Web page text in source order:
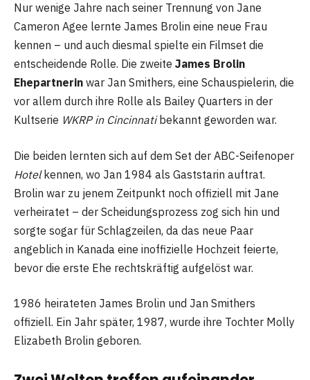
Nur wenige Jahre nach seiner Trennung von Jane
Cameron Agee lernte James Brolin eine neue Frau
kennen – und auch diesmal spielte ein Filmset die
entscheidende Rolle. Die zweite James Brolin
Ehepartnerin war Jan Smithers, eine Schauspielerin, die
vor allem durch ihre Rolle als Bailey Quarters in der
Kultserie WKRP in Cincinnatibekannt geworden war.
Die beiden lernten sich auf dem Set der ABC-Seifenoper
Hotelkennen, wo Jan 1984 als Gaststarin auftrat.
Brolin war zu jenem Zeitpunkt noch offiziell mit Jane
verheiratet – der Scheidungsprozess zog sich hin und
sorgte sogar für Schlagzeilen, da das neue Paar
angeblich in Kanada eine inoffizielle Hochzeit feierte,
bevor die erste Ehe rechtskräftig aufgelöst war.
1986 heirateten James Brolin und Jan Smithers
offiziell. Ein Jahr später, 1987, wurde ihre Tochter Molly
Elizabeth Brolin geboren.